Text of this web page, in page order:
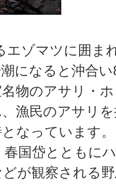
エゾマツに囲ま
になると沖合
物のアサリ・
漁民のアサリ
なっています。
春国岱とともに
が観察される